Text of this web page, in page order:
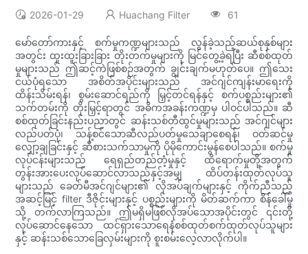
2026-01-29 Huachang Filter 61
မော်တော်ကားနှင့် စက်မှုကဏ္ဍများသည် လွန်ခဲ့သည့်ဆယ်စုနှစ်များ
အတွင်း ထူးထူးခြားခြား တိုးတက်မှုများကို မြင်တွေ့ခဲ့ရပြီး ဆီစစ်ထုတ်
မှုများသည် ဤဆင့်ကဲဖြစ်စဉ်အတွက် ချွင်းချက်မဟုတ်ပေ။ ဤသေး
ငယ်ပုံရသော အစိတ်အပိုင်းများသည် အင်ဂျင်ကျန်းမာရေးကို
ထိန်းသိမ်းရန်၊ စွမ်းဆောင်ရည်ကို မြှင့်တင်ရန်နှင့် စက်ပစ္စည်းများ၏
သက်တမ်းကို တိုးမြှင့်ရာတွင် အဓိကအခန်းကဏ္ဍမှ ပါဝင်ပါသည်။ ဆီ
စစ်ထုတ်ခြင်းနည်းပညာတွင် ဆန်းသစ်တီထွင်မှုများသည် အင်ဂျင်များ
လည်ပတ်ပုံ၊ သန့်စင်သောဆီလည်ပတ်မှုသေချာစေရန်၊ ဝတ်ဆင်မှု
လျှော့ချခြင်းနှင့် ဆီစားသက်သာမှုကို ပိုမိုကောင်းမွန်စေပါသည်။ စက်မှု
လုပ်ငန်းများသည် ရေရှည်တည်တံ့မှုနှင့် ထိရောက်မှုတို့အတွက်
တွန်းအားပေးလုပ်ဆောင်လာသည်နှင့်အမျှ ထိပ်တန်းထုတ်လုပ်သူ
များသည် ခေတ်မီအင်ဂျင်များ၏ လိုအပ်ချက်များနှင့် ကိုက်ညီသည့်
အဆင့်မြင့် filter ဒီဇိုင်းများနှင့် ပစ္စည်းများကို မိတ်ဆက်ကာ စိန်ခေါ်မှု
သို့ တက်လာကြသည်။ ဤမရှိမဖြစ်လိုအပ်သောအပိုင်းတွင် ၎င်းတို့
လုပ်ဆောင်နေသော ထင်ရှားသောရေနံစစ်ထုတ်စက်ထုတ်လုပ်သူများ
နှင့် ဆန်းသစ်သောခြေလှမ်းများကို စူးစမ်းလေ့လာလိုက်ပါ။